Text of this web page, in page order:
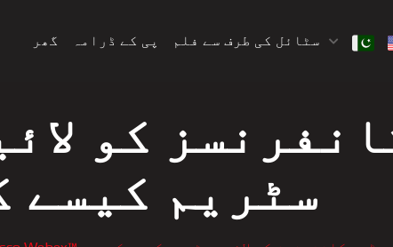
گھر پی کے ڈرامہ سٹائل کی طرف سے فلم
سٹریم کیسے